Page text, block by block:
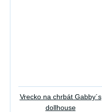
Vrecko na chrbát Gabby´s
dollhouse